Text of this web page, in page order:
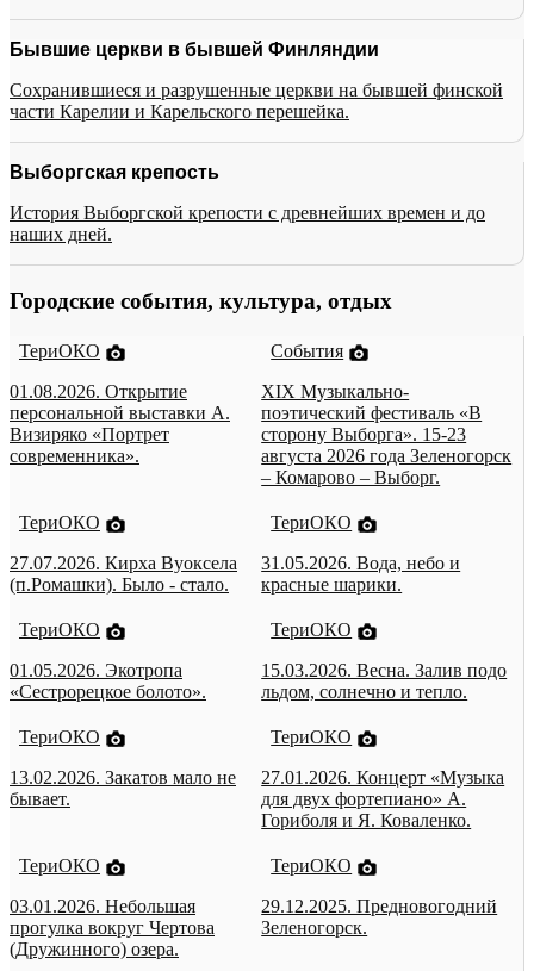
Бывшие церкви в бывшей Финляндии
Сохранившиеся и разрушенные церкви на бывшей финской
части Карелии и Карельского перешейка.
Выборгская крепость
История Выборгской крепости с древнейших времен и до
наших дней.
Городские события, культура, отдых
ТериОКО
01.08.2026. Открытие
персональной выставки А.
Визиряко «Портрет
современника».
События
XIX Музыкально-
поэтический фестиваль «В
сторону Выборга». 15-23
августа 2026 года Зеленогорск
– Комарово – Выборг.
ТериОКО
27.07.2026. Кирха Вуоксела
(п.Ромашки). Было - стало.
ТериОКО
31.05.2026. Вода, небо и
красные шарики.
ТериОКО
01.05.2026. Экотропа
«Сестрорецкое болото».
ТериОКО
15.03.2026. Весна. Залив подо
льдом, солнечно и тепло.
ТериОКО
13.02.2026. Закатов мало не
бывает.
ТериОКО
27.01.2026. Концерт «Музыка
для двух фортепиано» А.
Гориболя и Я. Коваленко.
ТериОКО
03.01.2026. Небольшая
прогулка вокруг Чертова
(Дружинного) озера.
ТериОКО
29.12.2025. Предновогодний
Зеленогорск.